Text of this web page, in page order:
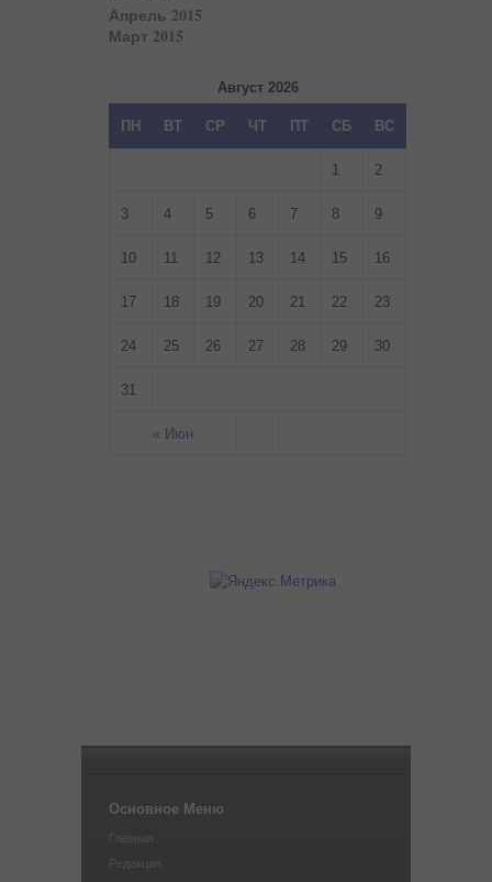
Апрель 2015
Март 2015
Август 2026
ПН ВТ СР ЧТ ПТ СБ ВС
« Июн
1 2
3 4 5 6 7 8 9
10 11 12 13 14 15 16
17 18 19 20 21 22 23
24 25 26 27 28 29 30
31
Основное Меню
Главная
Редакция